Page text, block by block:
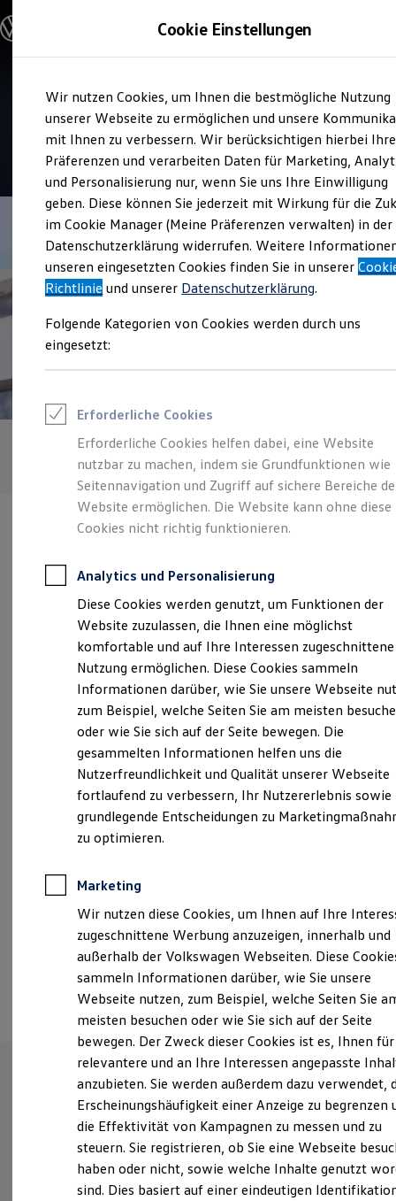
Hauptinhalt
springen
Footer
springen
Modelle & Konfigurator
Nutzfahrzeugkategorien entdecken
Modelle konfigurieren
Vorgängermodelle und Oldtimer
Vorgängermodelle
Oldtimer
Bulli Historie
Branchenlösungen & Gewerbekunden
Umbaulösungen und Hersteller finden
Auf- und Umbauten entdecken & konfigurieren
Groß- und Sonderkunden
Großkunden
Kommunen & Behörden
Journalisten
Sportvereine
Branchenlösungen
Gewerbliche Personenbeförderung
Service & mobile Werkstätten
Menschen mit Behinderung
Rettungsdienste
ONE Business ID Vorteile
Fahrzeugsuche & Marktplatz
Fahrzeugsuche
Fahrzeuge online kaufen
Digitaler Marktplatz
Kauf & Finanzierung
Online-Fahrzeugbewertung
Für Privatkunden
Für Gewerbekunden
Profi Paket
TopDeal
Gebrauchtwagen
ProfiPartner für Gebrauchtwagen
Zertifizierte Gebrauchtwagen
Finanzierung
Für Privatkunden
Für Gewerbekunden
Leasing
Für Privatkunden
Für Gewerbekunden
Versicherungen & Garantien
Garantien
Kfz-Versicherung für Nutzfahrzeuge
Restschuldversicherung
Wartungsverträge
Reparatur & Service
Sommer-Special
Reparatur, Pflege & Inspektion
Servicetermin anfragen
Service-Vorteile bei Volkswagen Nutzfahrzeuge
ServicePlus
Economy Service
Räder & Reifen Service
Ersatzfahrzeuge
Notdienst und Pannenhilfe
Software, Konnektivität & Apps
California App
VW Connect für Ihren Transporter/Caravelle
VW Connect für Ihren Amarok
VW Connect für andere Modelle
Fleet Interface Data
Multistop Pathfinder
Übersicht Software Updates
Service
Autohaus Creusen + Scherer
4.2| 48 Bewertungen
Verantwortlich für die Inhalte auf dieser Seite ist die Autohaus
Creusen + Scherer GmbH - Co. KG (Impressum & Rechtliches)
Albiger Straße 4, 55232 Alzey
ServiceInfo.CRA@scherer-gruppe.de
+49 6731 88820
Montag-Freitag 08:00-18:00 Uhr
Samstag
09:00 -13:00 Uhr
Ansprechpartner
Termin vereinbaren
Unsere Leistungenim
Überblick
Service
Cookie Einstellungen
Wir nutzen Cookies, um Ihnen die bestmögliche Nutzung
unserer Webseite zu ermöglichen und unsere
mit Ihnen zu verbessern. Wir berücksichtigen hierbei Ihre
Präferenzen und verarbeiten Daten für Marketing,
und Personalisierung nur, wenn Sie uns Ihre Einwilligung
geben. Diese können Sie jederzeit mit Wirkung für die
im Cookie Manager (Meine Präferenzen verwalten) in der
Datenschutzerklärung widerrufen. Weitere
unseren eingesetzten Cookies finden Sie in unserer
Richtlinie und unserer Datenschutzerklärung.
Folgende Kategorien von Cookies werden durch uns
eingesetzt:
Erforderliche Cookies
Erforderliche Cookies helfen dabei, eine Website
nutzbar zu machen, indem sie Grundfunktionen wie
Seitennavigation und Zugriff auf sichere Bereiche
Website ermöglichen. Die Website kann ohne diese
Cookies nicht richtig funktionieren.
Analytics und Personalisierung
Diese Cookies werden genutzt, um Funktionen der
Website zuzulassen, die Ihnen eine möglichst
komfortable und auf Ihre Interessen zugeschnittene
Nutzung ermöglichen. Diese Cookies sammeln
Informationen darüber, wie Sie unsere Webseite
zum Beispiel, welche Seiten Sie am meisten
oder wie Sie sich auf der Seite bewegen. Die
gesammelten Informationen helfen uns die
Nutzerfreundlichkeit und Qualität unserer Webseite
fortlaufend zu verbessern, Ihr Nutzererlebnis sowie
grundlegende Entscheidungen zu
zu optimieren.
Marketing
Wir nutzen diese Cookies, um Ihnen auf Ihre
zugeschnittene Werbung anzuzeigen, innerhalb und
außerhalb der Volkswagen Webseiten. Diese
sammeln Informationen darüber, wie Sie unsere
Webseite nutzen, zum Beispiel, welche Seiten Sie
meisten besuchen oder wie Sie sich auf der Seite
bewegen. Der Zweck dieser Cookies ist es, Ihnen für
relevantere und an Ihre Interessen angepasste
anzubieten. Sie werden außerdem dazu verwendet,
Erscheinungshäufigkeit einer Anzeige zu begrenzen
die Effektivität von Kampagnen zu messen und zu
steuern. Sie registrieren, ob Sie eine Webseite
haben oder nicht, sowie welche Inhalte genutzt
sind. Dies basiert auf einer eindeutigen